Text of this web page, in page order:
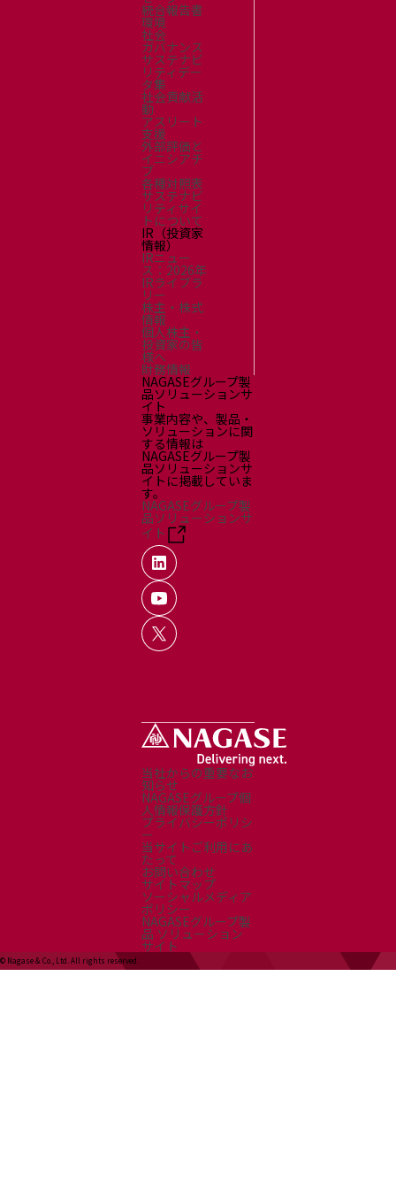
統合報告書
環境
社会
ガバナンス
サステナビ
リティデー
タ集
社会貢献活
動
アスリート
支援
外部評価と
イニシアチ
ブ
各種対照表
サステナビ
リティサイ
トについて
IR（投資家
情報）
IRニュー
ス：2026年
IRライブラ
リー
株主・株式
情報
個人株主・
投資家の皆
様へ
財務情報
NAGASEグループ製
品ソリューションサ
イト
事業内容や、製品・
ソリューションに関
する情報は
NAGASEグループ製
品ソリューションサ
イトに掲載していま
す。
NAGASEグループ製
品ソリューションサ
イト
当社からの重要なお
知らせ
NAGASEグループ個
人情報保護方針
プライバシーポリシ
ー
当サイトご利用にあ
たって
お問い合わせ
サイトマップ
ソーシャルメディア
ポリシー
NAGASEグループ製
品 ソリューション
サイト
© Nagase & Co., Ltd. All rights reserved.